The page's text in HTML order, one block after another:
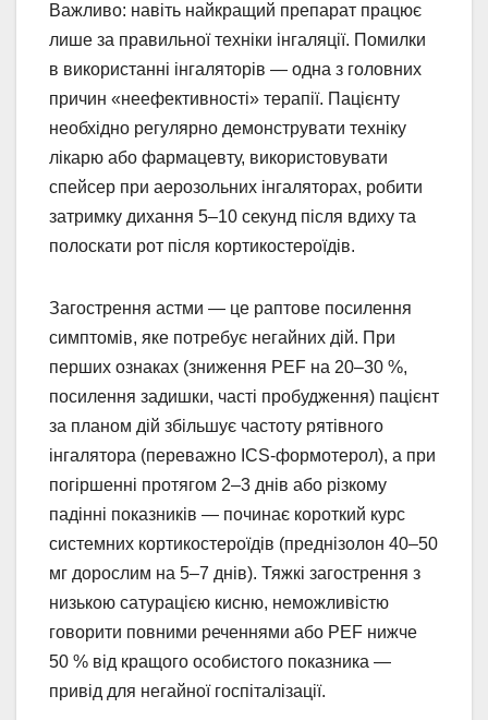
Важливо: навіть найкращий препарат працює
лише за правильної техніки інгаляції. Помилки
в використанні інгаляторів — одна з головних
причин «неефективності» терапії. Пацієнту
необхідно регулярно демонструвати техніку
лікарю або фармацевту, використовувати
спейсер при аерозольних інгаляторах, робити
затримку дихання 5–10 секунд після вдиху та
полоскати рот після кортикостероїдів.
Загострення астми — це раптове посилення
симптомів, яке потребує негайних дій. При
перших ознаках (зниження PEF на 20–30 %,
посилення задишки, часті пробудження) пацієнт
за планом дій збільшує частоту рятівного
інгалятора (переважно ICS-формотерол), а при
погіршенні протягом 2–3 днів або різкому
падінні показників — починає короткий курс
системних кортикостероїдів (преднізолон 40–50
мг дорослим на 5–7 днів). Тяжкі загострення з
низькою сатурацією кисню, неможливістю
говорити повними реченнями або PEF нижче
50 % від кращого особистого показника —
привід для негайної госпіталізації.